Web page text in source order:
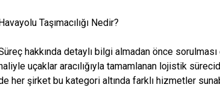
Taşımacılığı Nedir?
hakkında detaylı bilgi almadan önce
uçaklar aracılığıyla tamamlanan lojistik
her şirket bu kategori altında farklı hizmetler